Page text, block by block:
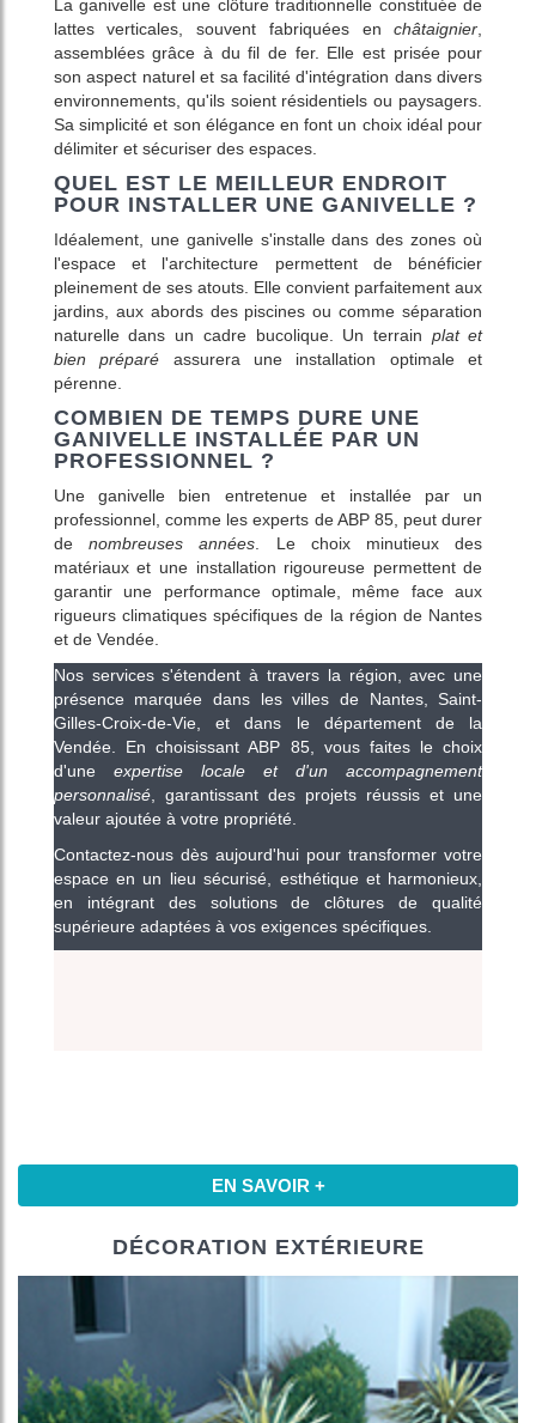
La ganivelle est une clôture traditionnelle constituée de
lattes verticales, souvent fabriquées enchâtaignier
assemblées grâce à du fil de fer. Elle est prisée pour
son aspect naturel et sa facilité d'intégration dans divers
environnements, qu'ils soient résidentiels ou paysagers.
Sa simplicité et son élégance en font un choix idéal pour
délimiter et sécuriser des espaces.
QUEL EST LE MEILLEUR ENDROIT
POUR INSTALLER UNE GANIVELLE ?
Idéalement, une ganivelle s'installe dans des zones où
l'espace et l'architecture permettent de bénéficier
pleinement de ses atouts. Elle convient parfaitement aux
jardins, aux abords des piscines ou comme séparation
naturelle dans un cadre bucolique. Un terrain plat et
bien préparé assurera une installation optimale et
pérenne.
COMBIEN DE TEMPS DURE UNE
GANIVELLE INSTALLÉE PAR UN
PROFESSIONNEL ?
Une ganivelle bien entretenue et installée par un
professionnel, comme les experts de ABP 85, peut durer
denombreuses années . Le choix minutieux des
matériaux et une installation rigoureuse permettent de
garantir une performance optimale, même face aux
rigueurs climatiques spécifiques de la région de Nantes
et de Vendée.
Nos services s'étendent à travers la région, avec une
présence marquée dans les villes de Nantes, Saint-
Gilles-Croix-de-Vie, et dans le département de la
Vendée. En choisissant ABP 85, vous faites le choix
d'une expertise locale et d'un accompagnement
personnalisé, garantissant des projets réussis et une
valeur ajoutée à votre propriété.
Contactez-nous dès aujourd'hui pour transformer votre
espace en un lieu sécurisé, esthétique et harmonieux,
en intégrant des solutions de clôtures de qualité
supérieure adaptées à vos exigences spécifiques.
EN SAVOIR +
DÉCORATION EXTÉRIEURE
+